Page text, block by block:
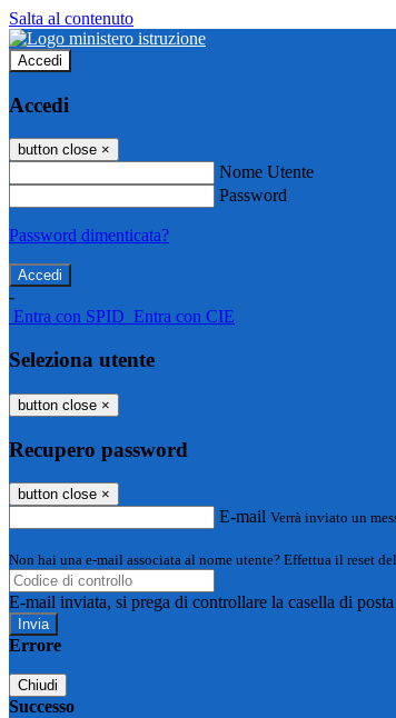
Salta al contenuto
Accedi
Accedi
button close ×
Nome Utente
Password
Password dimenticata?
-
Entra con SPID Entra con CIE
Seleziona utente
button close ×
Recupero password
button close ×
E-mail Verrà inviato un
Non hai una e-mail associata al nome utente? Effettua il reset
E-mail inviata, si prega di controllare la casella di
Errore
Chiudi
Successo